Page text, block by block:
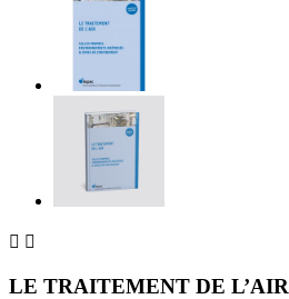
 
LE TRAITEMENT DE L’AIR